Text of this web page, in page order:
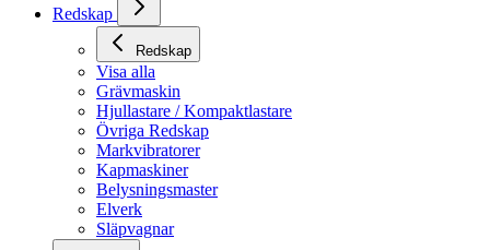
Redskap
Redskap
Visa alla
Grävmaskin
Hjullastare / Kompaktlastare
Övriga Redskap
Markvibratorer
Kapmaskiner
Belysningsmaster
Elverk
Släpvagnar